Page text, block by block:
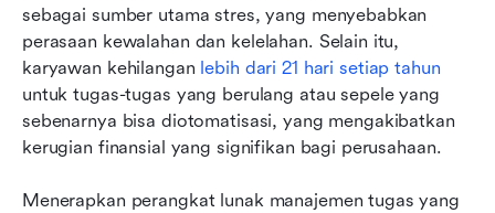
sebagai sumber utama stres, yang menyebabkan
perasaan kewalahan dan kelelahan. Selain itu,
karyawan kehilangan lebih dari 21 hari setiap tahun
untuk tugas-tugas yang berulang atau sepele yang
sebenarnya bisa diotomatisasi, yang mengakibatkan
kerugian finansial yang signifikan bagi perusahaan.
Menerapkan perangkat lunak manajemen tugas yang
Praktik terbaik untuk mengimplementasikan
perangkat lunak manajemen tugas
Kesimpulan
Bacaan terkait